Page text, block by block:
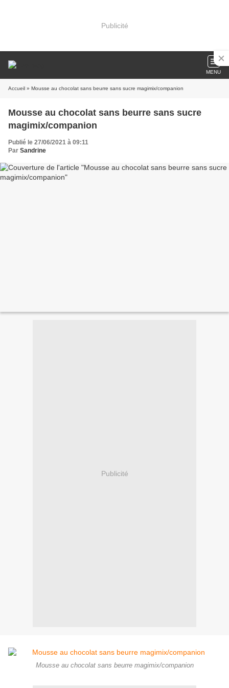
Publicité
MENU
Accueil » Mousse au chocolat sans beurre sans sucre magimix/companion
Mousse au chocolat sans beurre sans sucre
magimix/companion
Publié le 27/06/2021 à 09:11
Par Sandrine
Publicité
Mousse au chocolat sans beurre magimix/companion